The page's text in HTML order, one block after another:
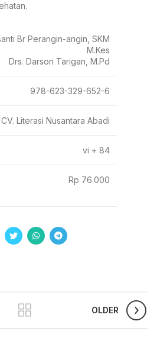
Br Perangin-angin, SKM
M.Kes
Drs. Darson Tarigan, M.Pd
978-623-329-652-6
CV. Literasi Nusantara Abadi
vi + 84
Rp 76.000
OLDER